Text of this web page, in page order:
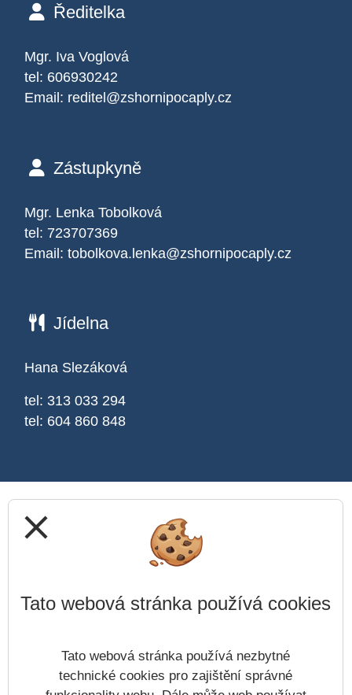
Ředitelka
Mgr. Iva Voglová
tel: 606930242
Email: reditel@zshornipocaply.cz
Zástupkyně
Mgr. Lenka Tobolková
tel: 723707369
Email: tobolkova.lenka@zshornipocaply.cz
Jídelna
Hana Slezáková
tel: 313 033 294
tel: 604 860 848
close
Tato webová stránka používá cookies
Tato webová stránka používá nezbytné
technické cookies pro zajištění správné